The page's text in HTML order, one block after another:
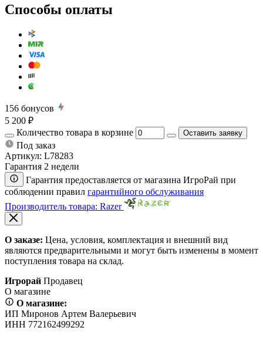
Способы оплаты
156 бонусов
5 200 ₽
Количество товара в корзине
Оставить заявку
Под заказ
Артикул: L78283
Гарантия 2 недели
Гарантия предоставляется от магазина ИгроРай при
соблюдении правил гарантийного обслуживания
Производитель товара: Razer
О заказе: Цена, условия, комплектация и внешний вид
являются предварительными и могут быть изменены в момент
поступления товара на склад.
Игрорай Продавец
О магазине
О магазине:
ИП Миронов Артем Валерьевич
ИНН 772162499292